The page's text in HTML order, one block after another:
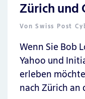
Zürich und
VonSwiss Post
Wenn Sie Bob
Yahoo und
erleben
nach Zürich an